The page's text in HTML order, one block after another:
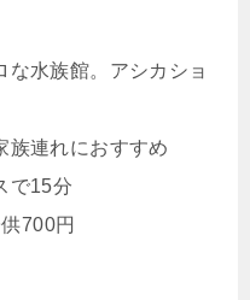
な水族館。アシカショ
族連れにおすすめ
で15分
700円